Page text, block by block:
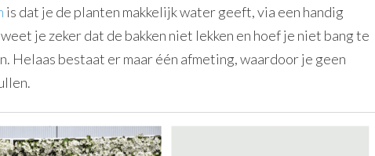
is dat je de planten makkelijk water geeft, via een handig
je zeker dat de bakken niet lekken en hoef je niet bang te
Helaas bestaat er maar één afmeting, waardoor je geen